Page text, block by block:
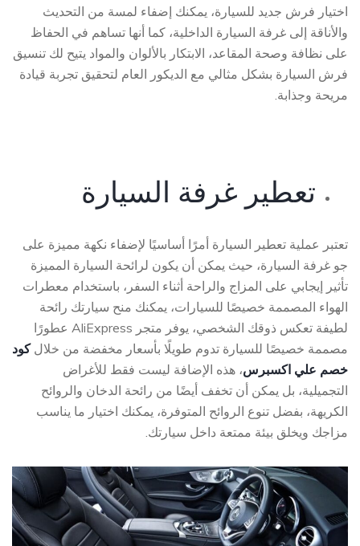
اختيار فرش جديد للسيارة، يمكنك إضفاء لمسة من التحديث
والأناقة إلى غرفة السيارة الداخلية، كما أنها تساهم في الحفاظ
على نظافة وصحة المقاعد، الابتكار بالألوان والمواد يتيح لك تنسيق
فرش السيارة بشكل مثالي مع الديكور العام لتحقيق تجربة قيادة
مريحة وجذابة.
تعطير غرفة السيارة
تعتبر عملية تعطير السيارة أمرًا أساسيًا لإضفاء نكهة مميزة على
جو غرفة السيارة، حيث يمكن أن يكون لرائحة السيارة المميزة
تأثير إيجابي على المزاج والراحة أثناء السفر، باستخدام معطرات
الهواء المصممة خصيصًا للسيارات، يمكنك منح سيارتك رائحة
لطيفة تعكس ذوقك الشخصي، يوفر متجر AliExpress عطورًا
مصممة خصيصًا للسيارة تدوم طويلًا بأسعار مخفضة من خلالكود
خصم علي اكسبرس، هذه الإضافة ليست فقط للأغراض
التجميلية، بل يمكن أن تخفف أيضًا من رائحة الدخان والروائح
الكريهة، بفضل تنوع الروائح المتوفرة، يمكنك اختيار ما يناسب
مزاجك ويخلق بيئة ممتعة داخل سيارتك.